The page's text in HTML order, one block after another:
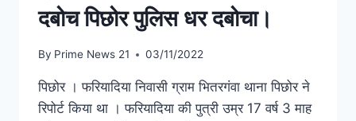
दबोच पिछोर पुलिस धर दबोचा।
By Prime News 21 03/11/2022
पिछोर । फरियादिया निवासी ग्राम भितरगंवा थाना पिछोर ने
रिपोर्ट किया था । फरियादिया की पुत्री उम्र 17 वर्ष 3 माह